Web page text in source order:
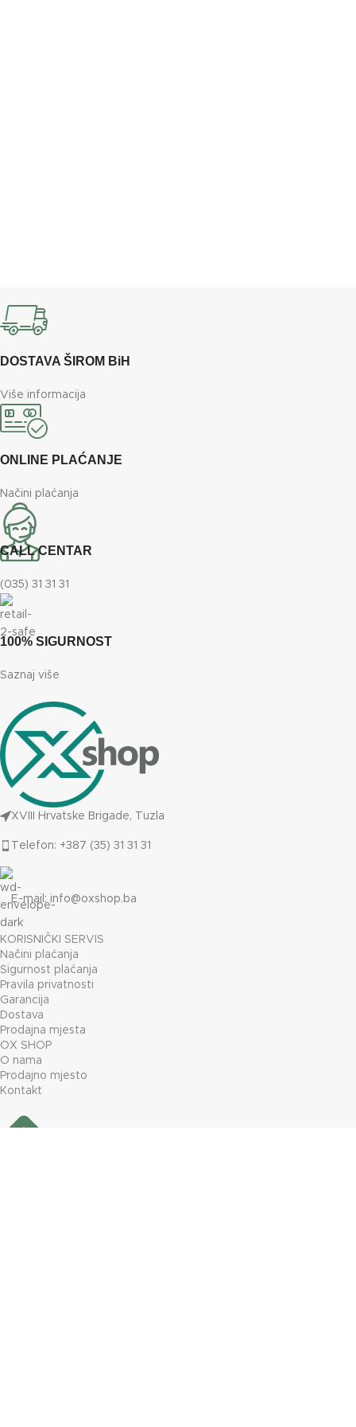
DOSTAVA ŠIROM BiH
Više informacija
ONLINE PLAĆANJE
Načini plaćanja
CALL CENTAR
(035) 31 31 31
100% SIGURNOST
Saznaj više
XVIII Hrvatske Brigade, Tuzla
Telefon: +387 (35) 31 31 31
E-mail: info@oxshop.ba
KORISNIČKI SERVIS
Načini plaćanja
Sigurnost plaćanja
Pravila privatnosti
Garancija
Dostava
Prodajna mjesta
OX SHOP
O nama
Prodajno mjesto
Kontakt